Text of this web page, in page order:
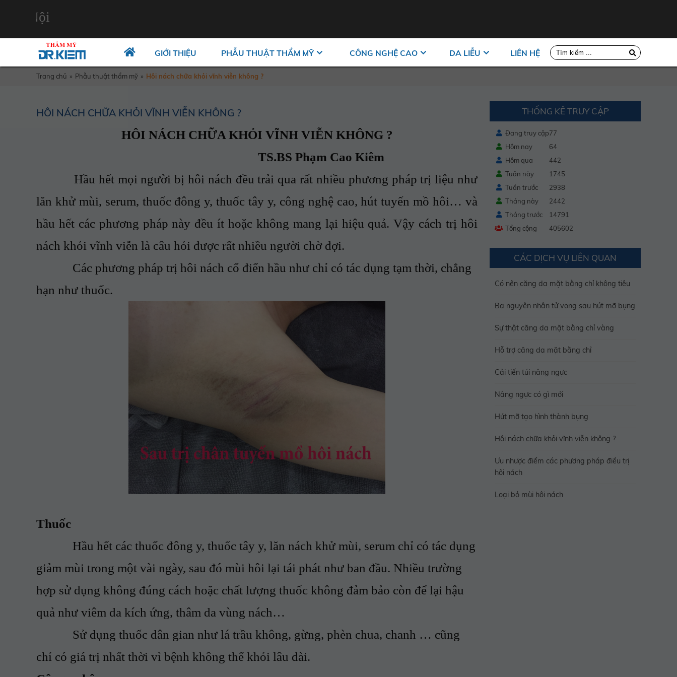
GIỚI THIỆU PHẪU THUẬT THẨM MỸ CÔNG NGHỆ CAO DA LIỄU LIÊN HỆ
Trang chủ » Phẫu thuật thẩm mỹ » Hôi nách chữa khỏi vĩnh viễn không ?
HÔI NÁCH CHỮA KHỎI VĨNH VIỄN KHÔNG ?
HÔI NÁCH CHỮA KHỎI VĨNH VIỄN KHÔNG ?
TS.BS Phạm Cao Kiêm
Hầu hết mọi người bị hôi nách đều trải qua rất nhiều phương pháp trị liệu như
lăn khử mùi, serum, thuốc đông y, thuốc tây y, công nghệ cao, hút tuyến mồ hôi… và
hầu hết các phương pháp này đều ít hoặc không mang lại hiệu quả. Vậy cách trị hôi
nách khỏi vĩnh viễn là câu hỏi được rất nhiều người chờ đợi.
Các phương pháp trị hôi nách cổ điển hầu như chỉ có tác dụng tạm thời, chẳng
hạn như thuốc.
Thuốc
Hầu hết các thuốc đông y, thuốc tây y, lăn nách khử mùi, serum chỉ có tác dụng
giảm mùi trong một vài ngày, sau đó mùi hôi lại tái phát như ban đầu. Nhiều trường
hợp sử dụng không đúng cách hoặc chất lượng thuốc không đảm bảo còn để lại hậu
quả như viêm da kích ứng, thâm da vùng nách…
Sử dụng thuốc dân gian như lá trầu không, gừng, phèn chua, chanh … cũng
chỉ có giá trị nhất thời vì bệnh không thể khỏi lâu dài.
THỐNG KÊ TRUY CẬP
Đang truy cập77
Hôm nay
64
Hôm qua
442
Tuần này
1745
Tuần trước
2938
Tháng này
2442
Tháng trước
14791
Tổng cộng
405602
CÁC DỊCH VỤ LIÊN QUAN
Có nên căng da mặt bằng chỉ không tiêu
Ba nguyên nhân tử vong sau hút mỡ bụng
Sự thật căng da mặt bằng chỉ vàng
Hỗ trợ căng da mặt bằng chỉ
Cải tiến túi nâng ngực
Nâng ngực có gì mới
Hút mỡ tạo hình thành bụng
Hôi nách chữa khỏi vĩnh viễn không ?
Ưu nhược điểm các phương pháp điều trị
hôi nách
Loại bỏ mùi hôi nách